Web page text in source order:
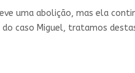
uma abolição, mas ela
caso Miguel, tratamos